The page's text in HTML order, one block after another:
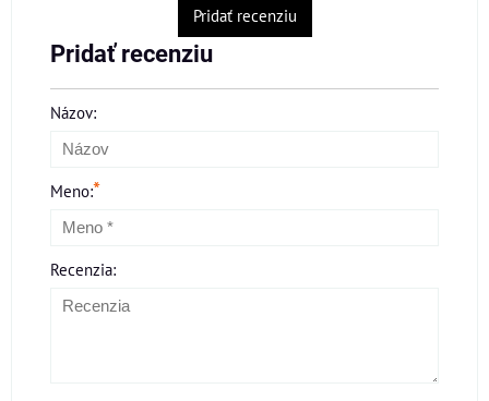
Pridať recenziu
Pridať recenziu
Názov:
Meno:*
Recenzia: